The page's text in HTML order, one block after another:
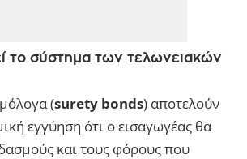
το σύστημα των τελωνειακών
(surety bonds) αποτελούν
εγγύηση ότι ο εισαγωγέας θα
και τους φόρους που